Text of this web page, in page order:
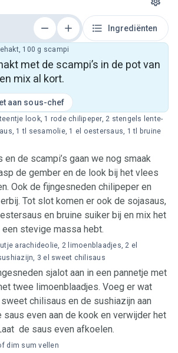
Ingrediënten
met de scampi’s in de pot van
mix al kort.
aan sous-chef
100 g scampi
en de scampi’s gaan we nog smaak
de gember en de look bij het vlees
Ook de fijngesneden chilipeper en
Tot slot komen er ook de sojasaus,
en bruine suiker bij en mix het
stevige massa hebt.
look, 1 rode chilipeper, 2 stengels lente-
1 tl sesamolie, 1 el oestersaus, 1 tl bruine
sjalot aan in een pannetje met
twee limoenblaadjes. Voeg er wat
chilisaus en de sushiazijn aan
saus even aan de kook en verwijder het
de saus even afkoelen.
arachideolie, 2 limoenblaadjes, 2 el
3 el sweet chilisaus
dim sum vellen